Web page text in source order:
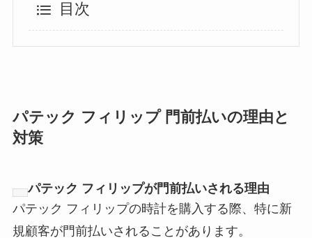
目次
パテック フィリップ 門前払いの理由と
対策
パテック フィリップが門前払いされる理由
パテック フィリップの時計を購入する際、特に新
規顧客が門前払いされることがあります。